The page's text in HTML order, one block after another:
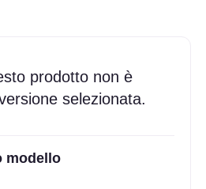
prodotto non è
selezionata.
modello